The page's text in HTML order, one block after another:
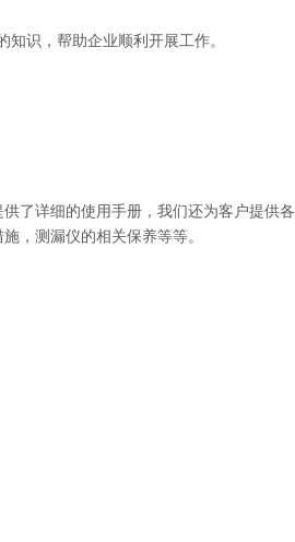
识，帮助企业顺利开展工作。
了详细的使用手册，我们还为客户提供各
，测漏仪的相关保养等等。